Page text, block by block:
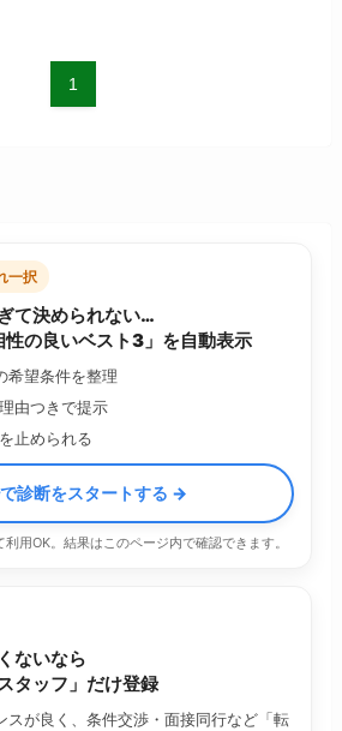
1
一択
て決められない…
の良いベスト3」を自動表示
希望条件を整理
由つきで提示
止められる
診断をスタートする →
用OK。結果はこのページ内で確認できます。
ないなら
タッフ」だけ登録
スが良く、条件交渉・面接同行など「転